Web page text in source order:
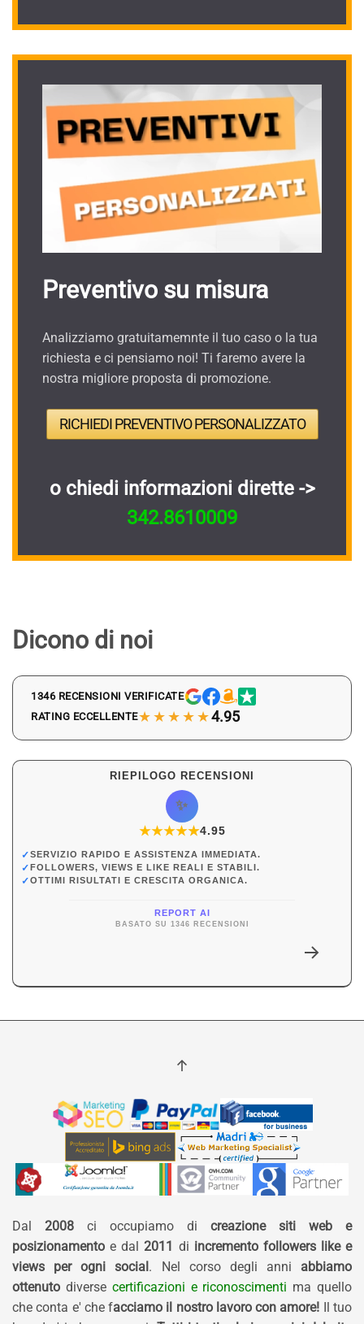
Preventivo su misura
Analizziamo gratuitamemnte il tuo caso o la tua
richiesta e ci pensiamo noi! Ti faremo avere la
nostra migliore proposta di promozione.
RICHIEDI PREVENTIVO PERSONALIZZATO
o chiedi informazioni dirette ->
342.8610009
Dicono di noi
1346 RECENSIONI VERIFICATE
RATING ECCELLENTE★★★★★4.95
RIEPILOGO RECENSIONI
✨
★★★★★
★4.95
✓SERVIZIO RAPIDO E ASSISTENZA IMMEDIATA.
✓FOLLOWERS, VIEWS E LIKE REALI E STABILI.
✓OTTIMI RISULTATI E CRESCITA ORGANICA.
REPORT AI
BASATO SU 1346 RECENSIONI
Dal 2008 ci occupiamo di creazione siti web e
posizionamento e dal 2011 di incremento followers like e
views per ogni social. Nel corso degli anni abbiamo
ottenuto diverse certificazioni e riconoscimenti ma quello
che conta e' che facciamo il nostro lavoro con amore! Il tuo